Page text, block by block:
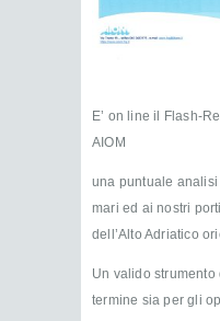
E’ on line il Flash-
AIOM
una puntuale
mari ed ai nostri
dell’Alto Adriatico
Un valido
termine sia per gli